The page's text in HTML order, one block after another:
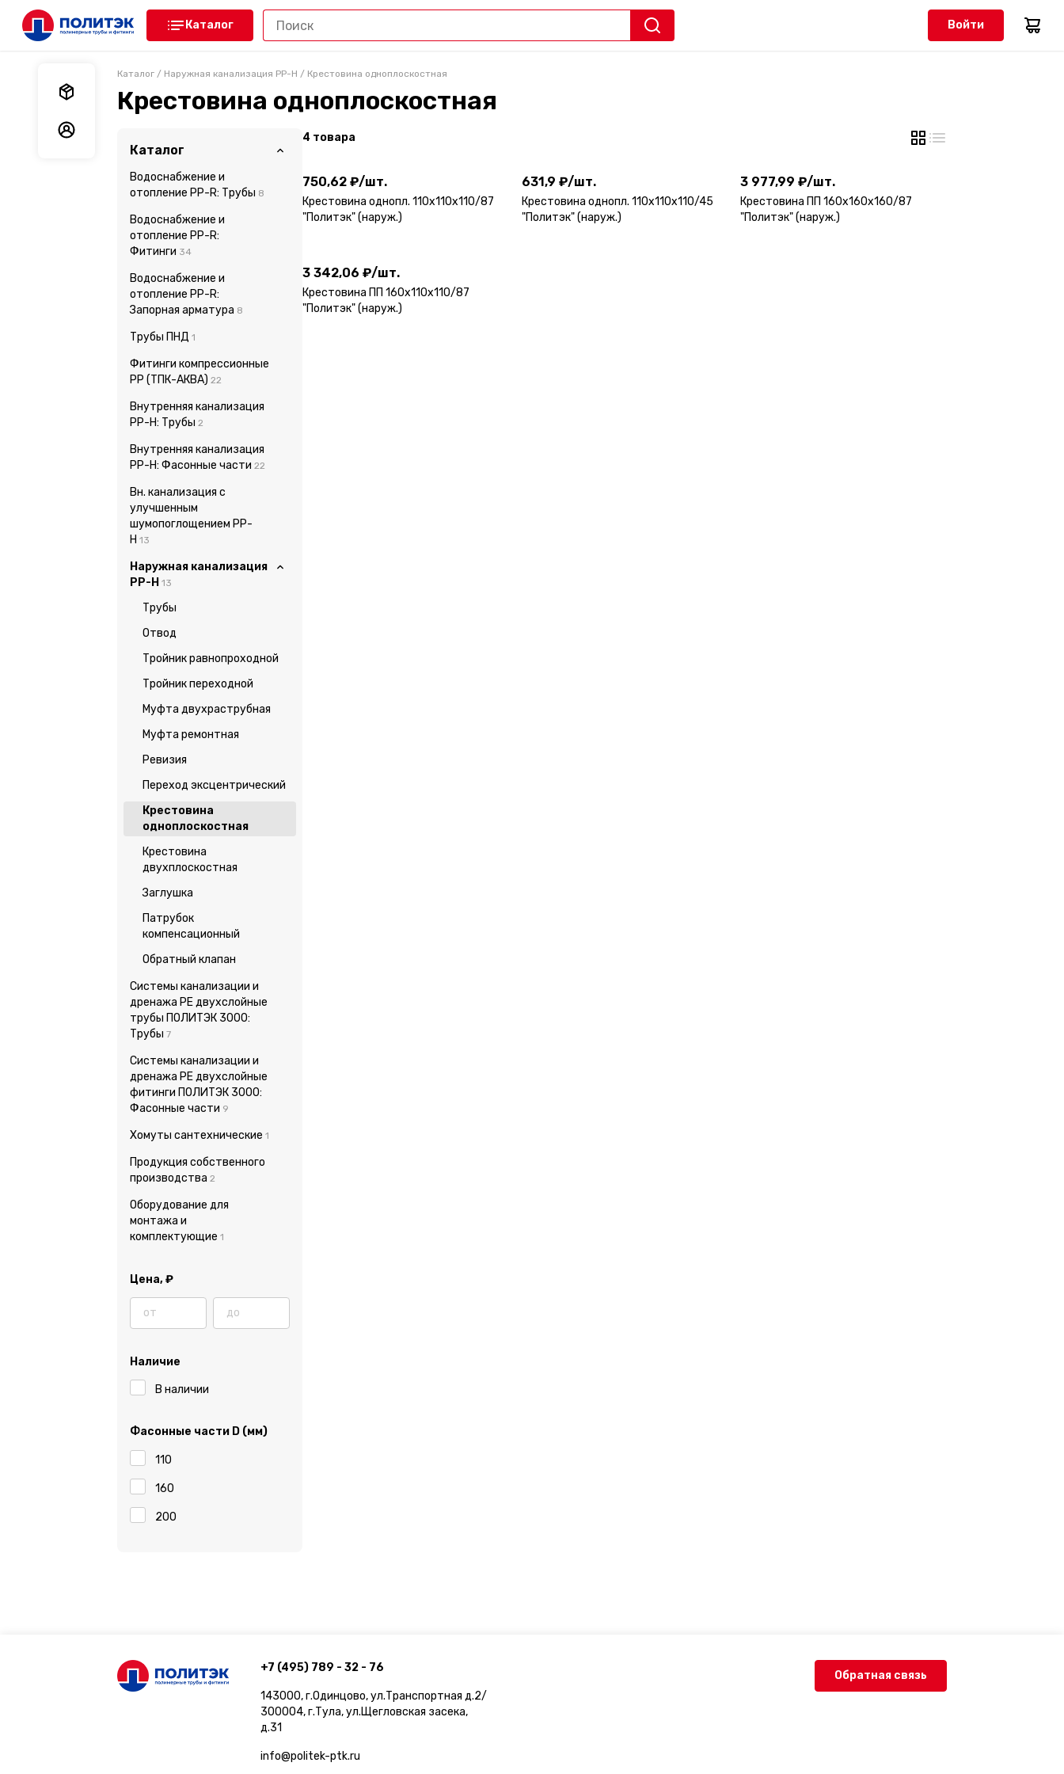
Каталог Войти
Мои заказы
Каталог / Наружная канализация PP-H / Крестовина одноплоскостная
Крестовина одноплоскостная
Каталог
Водоснабжение и
отопление PP-R: Трубы 8
Водоснабжение и
отопление PP-R:
Фитинги 34
Водоснабжение и
отопление PP-R:
Запорная арматура 8
Трубы ПНД 1
Фитинги компрессионные
PP (ТПК-АКВА) 22
Внутренняя канализация
PP-H: Трубы 2
Внутренняя канализация
PP-H: Фасонные части 22
Вн. канализация с
улучшенным
шумопоглощением PP-
H 13
Наружная канализация
PP-H 13
Трубы
Отвод
Тройник равнопроходной
Тройник переходной
Муфта двухраструбная
Муфта ремонтная
Ревизия
Переход эксцентрический
Крестовина
одноплоскостная
Крестовина
двухплоскостная
Заглушка
Патрубок
компенсационный
Обратный клапан
Системы канализации и
дренажа PE двухслойные
трубы ПОЛИТЭК 3000:
Трубы 7
Системы канализации и
дренажа PE двухслойные
фитинги ПОЛИТЭК 3000:
Фасонные части 9
Хомуты сантехнические 1
Продукция собственного
производства 2
Оборудование для
монтажа и
комплектующие 1
Цена, ₽
Наличие
В наличии
Фасонные части D (мм)
110
160
200
4 товара
750,62 ₽/шт.
Крестовина однопл. 110х110х110/87
"Политэк" (наруж.)
750,62 ₽
631,9 ₽/шт.
Крестовина однопл. 110х110х110/45
"Политэк" (наруж.)
3 977,99 ₽/шт.
Крестовина ПП 160х160х160/87
"Политэк" (наруж.)
3 342,06 ₽/шт.
Крестовина ПП 160х110х110/87
"Политэк" (наруж.)
+7 (495) 789 - 32 - 76
143000, г.Одинцово, ул.Транспортная д.2/
300004, г.Тула, ул.Щегловская засека,
д.31
info@politek-ptk.ru
Обратная связь